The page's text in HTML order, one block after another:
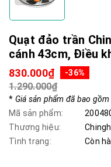
Quạt đảo trần
cánh 43cm, Điều
830.000₫ -36%
1.290.000₫
* Giá sản phẩm đã bao gồm
Mã sản phẩm:
Thương hiệu:
Tình trạng:
Còn